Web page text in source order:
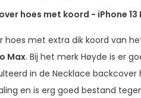
hoes met koord - iPhone 13
hoes met extra dik koord van
Max. Bij het merk Høyde is er
in de Necklace
en is erg goed bestand